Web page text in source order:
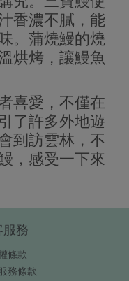
香濃不膩，能
。蒲燒鰻的燒
烘烤，讓鰻魚
喜愛，不僅在
了許多外地遊
到訪雲林，不
，感受一下來
服務
條款
務條款